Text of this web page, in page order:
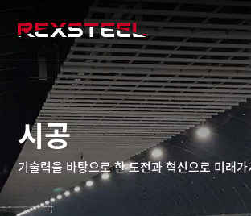
rexsteel
시공
기술력을 바탕으로 한 도전과 혁신으로 미래